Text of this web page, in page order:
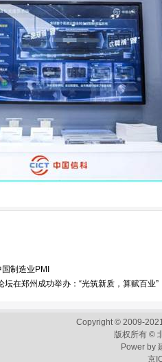
制造业PMI
在郑州成功举办：“光筑新质，算赋百业”
Copyright © 2009-
版权所有 ©
Power by
京